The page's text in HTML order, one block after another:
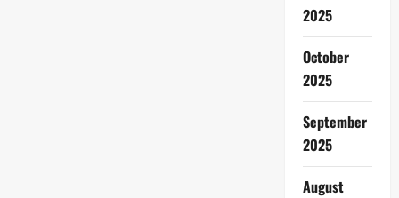
2025
October
2025
September
2025
August